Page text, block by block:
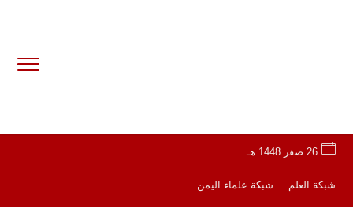
26 صفر 1448 هـ
شبكة العلم شبكة علماء اليمن